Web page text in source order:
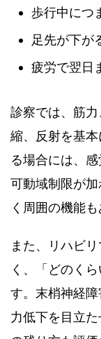
歩行中につ
足先が下が
疲労で翌日
診察では、筋
縮、反射を基
る場合には、
可動域制限が
く周囲の機能
また、リハビ
く、「どのく
す。末梢神経
力低下を目立